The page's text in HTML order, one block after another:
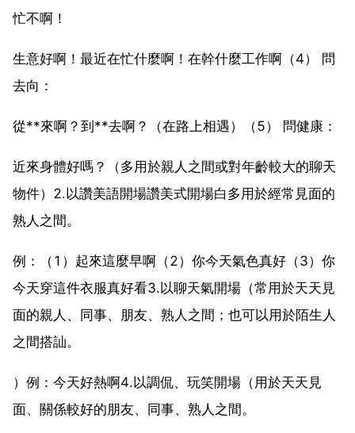
忙不啊！
生意好啊！最近在忙什麼啊！在幹什麼工作啊（4） 問
去向：
從**來啊？到**去啊？（在路上相遇）（5） 問健康：
近來身體好嗎？（多用於親人之間或對年齡較大的聊天
物件）2.以讚美語開場讚美式開場白多用於經常見面的
熟人之間。
例：（1）起來這麼早啊（2）你今天氣色真好（3）你
今天穿這件衣服真好看3.以聊天氣開場（常用於天天見
面的親人、同事、朋友、熟人之間；也可以用於陌生人
之間搭訕。
）例：今天好熱啊4.以調侃、玩笑開場（用於天天見
面、關係較好的朋友、同事、熟人之間。